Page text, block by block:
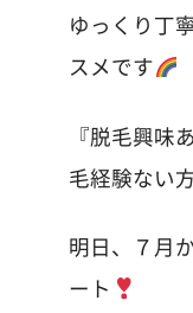
ゆっくり丁
スメです
『脱毛興味
毛経験ない
明日、７月
ート